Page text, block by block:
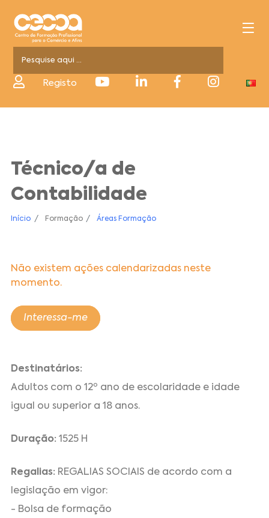
Registo
Técnico/a de
Contabilidade
Início Formação Áreas Formação
Não existem ações calendarizadas neste
momento.
Interessa-me
Destinatários:
Adultos com o 12º ano de escolaridade e idade
igual ou superior a 18 anos.
Duração:1525 H
Regalias: REGALIAS SOCIAIS de acordo com a
legislação em vigor:
- Bolsa de formação